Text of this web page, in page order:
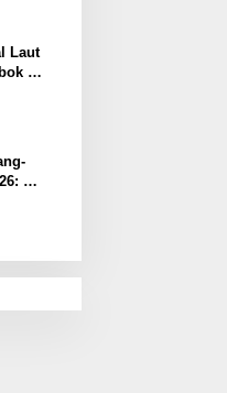
Laut